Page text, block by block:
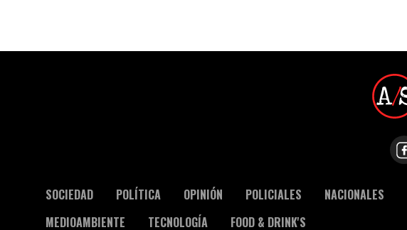
SOCIEDAD POLÍTICA OPINIÓN POLICIALES NACIONALES
MEDIOAMBIENTE
TECNOLOGÍA FOOD & DRINK'S